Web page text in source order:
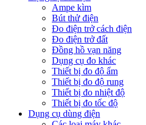
Ampe kìm
Bút thử điện
Đo điện trở cách điện
Đo điện trở đất
Đồng hồ vạn năng
Dụng cụ đo khác
Thiết bị đo độ ẩm
Thiết bị đo độ rung
Thiết bị đo nhiệt độ
Thiết bị đo tốc độ
Dụng cụ dùng điện